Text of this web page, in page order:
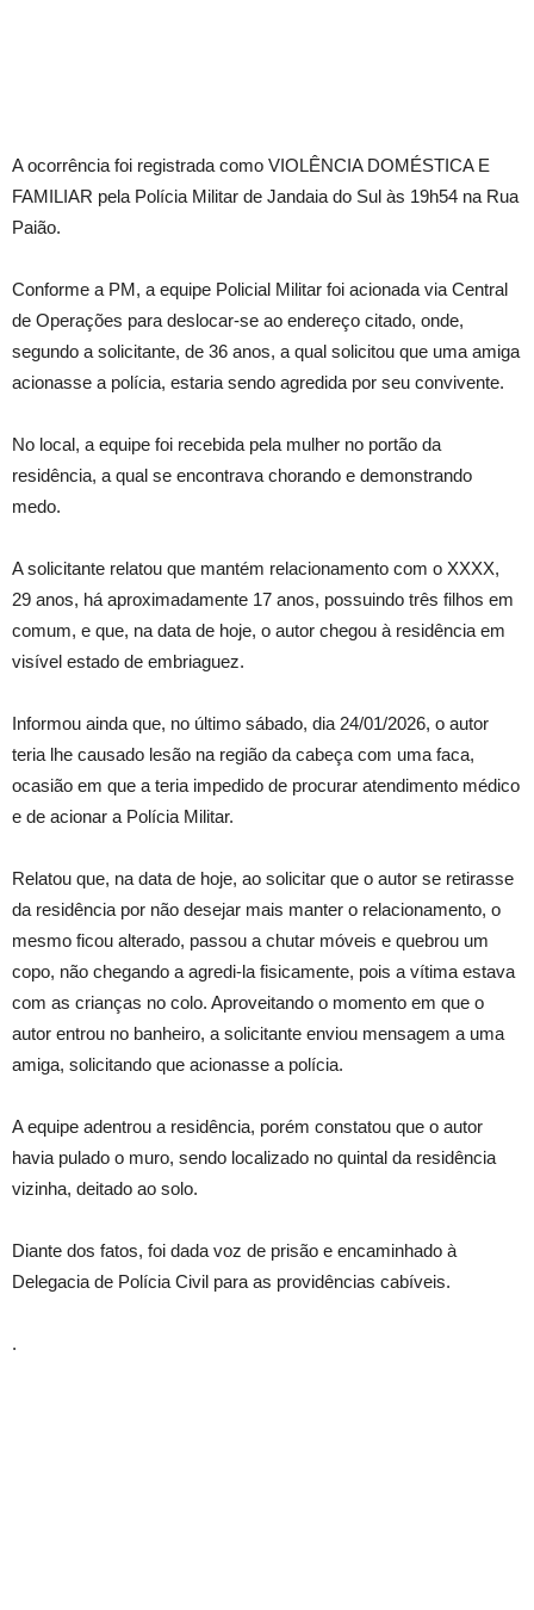
A ocorrência foi registrada como VIOLÊNCIA DOMÉSTICA E
FAMILIAR pela Polícia Militar de Jandaia do Sul às 19h54 na Rua
Paião.
Conforme a PM, a equipe Policial Militar foi acionada via Central
de Operações para deslocar-se ao endereço citado, onde,
segundo a solicitante, de 36 anos, a qual solicitou que uma amiga
acionasse a polícia, estaria sendo agredida por seu convivente.
No local, a equipe foi recebida pela mulher no portão da
residência, a qual se encontrava chorando e demonstrando
medo.
A solicitante relatou que mantém relacionamento com o XXXX,
29 anos, há aproximadamente 17 anos, possuindo três filhos em
comum, e que, na data de hoje, o autor chegou à residência em
visível estado de embriaguez.
Informou ainda que, no último sábado, dia 24/01/2026, o autor
teria lhe causado lesão na região da cabeça com uma faca,
ocasião em que a teria impedido de procurar atendimento médico
e de acionar a Polícia Militar.
Relatou que, na data de hoje, ao solicitar que o autor se retirasse
da residência por não desejar mais manter o relacionamento, o
mesmo ficou alterado, passou a chutar móveis e quebrou um
copo, não chegando a agredi-la fisicamente, pois a vítima estava
com as crianças no colo. Aproveitando o momento em que o
autor entrou no banheiro, a solicitante enviou mensagem a uma
amiga, solicitando que acionasse a polícia.
A equipe adentrou a residência, porém constatou que o autor
havia pulado o muro, sendo localizado no quintal da residência
vizinha, deitado ao solo.
Diante dos fatos, foi dada voz de prisão e encaminhado à
Delegacia de Polícia Civil para as providências cabíveis.
.